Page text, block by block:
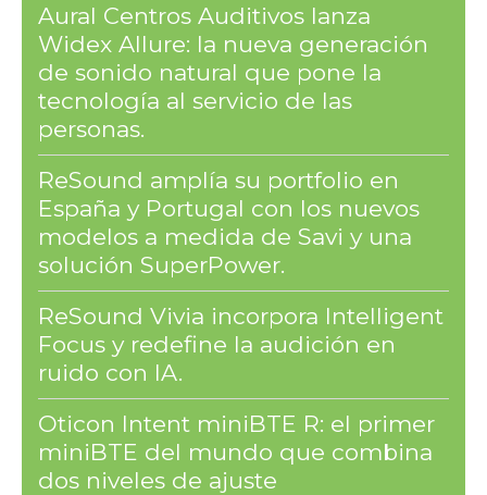
Aural Centros Auditivos lanza
Widex Allure: la nueva generación
de sonido natural que pone la
tecnología al servicio de las
personas.
ReSound amplía su portfolio en
España y Portugal con los nuevos
modelos a medida de Savi y una
solución SuperPower.
ReSound Vivia incorpora Intelligent
Focus y redefine la audición en
ruido con IA.
Oticon Intent miniBTE R: el primer
miniBTE del mundo que combina
dos niveles de ajuste